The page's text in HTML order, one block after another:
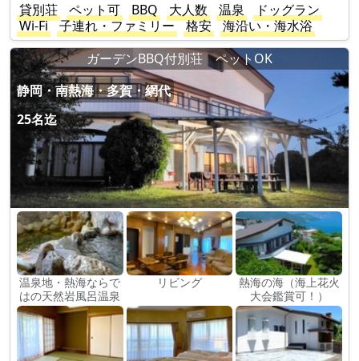
貸別荘
ペット可 BBQ 大人数 温泉
ドッグラン
Wi-Fi
子連れ・ファミリー 格安
海沿い・海水浴
ガーデンBBQ付別荘 ペットOK
静岡・南熱海・多賀・網代
25名迄
温泉地・熱海ならで
はの天然岩風呂温泉
リビング
熱海の海（海上花火
大会鑑賞可！）